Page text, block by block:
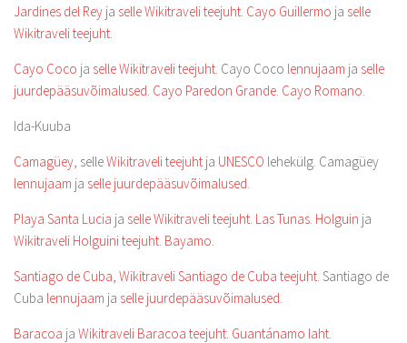
Jardines del Rey ja selle Wikitraveli teejuht. Cayo Guillermo ja selle
Wikitraveli teejuht.
Cayo Coco ja selle Wikitraveli teejuht. Cayo Coco lennujaam ja selle
juurdepääsuvõimalused. Cayo Paredon Grande. Cayo Romano.
Ida-Kuuba
Camagüey, selleWikitraveli teejuht ja UNESCO lehekülg. Camagüey
lennujaam ja selle juurdepääsuvõimalused.
Playa Santa Lucia ja selle Wikitraveli teejuht. Las Tunas. Holguin ja
Wikitraveli Holguini teejuht. Bayamo.
Santiago de Cuba, Wikitraveli Santiago de Cuba teejuht. Santiago de
Cuba lennujaam ja selle juurdepääsuvõimalused.
Baracoa ja Wikitraveli Baracoa teejuht. Guantánamo laht.